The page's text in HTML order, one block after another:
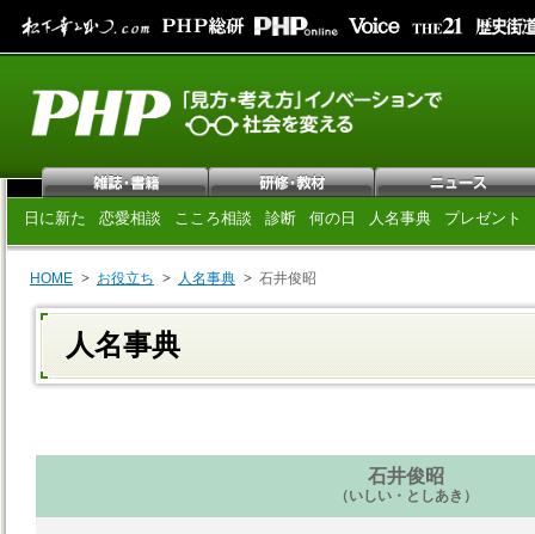
日に新た 恋愛相談 こころ相談 診断 何の日 人名事典 プレゼント
HOME お役立ち 人名事典 石井俊昭
人名事典
石井俊昭
（いしい・としあき）